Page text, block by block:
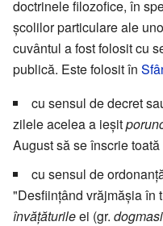
doctrinele filozofice, în
şcolilor particulare ale
cuvântul a fost folosit cu
publică. Este folosit în
cu sensul de decret
zilele acelea a ieşit
August să se înscrie
cu sensul de
"Desfiinţând vrăjmăşia în
învăţăturileei (gr.